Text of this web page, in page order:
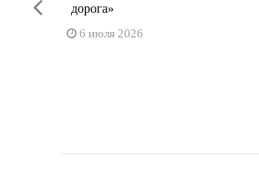
дорога»
6 июля 2026